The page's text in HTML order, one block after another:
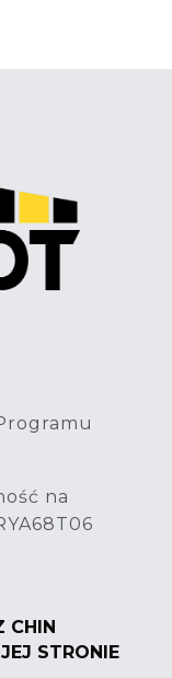
na
CHIN
STRONIE